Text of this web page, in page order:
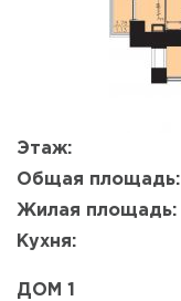
Этаж:
Общая площадь:
Жилая площадь:
Кухня:
ДОМ 1